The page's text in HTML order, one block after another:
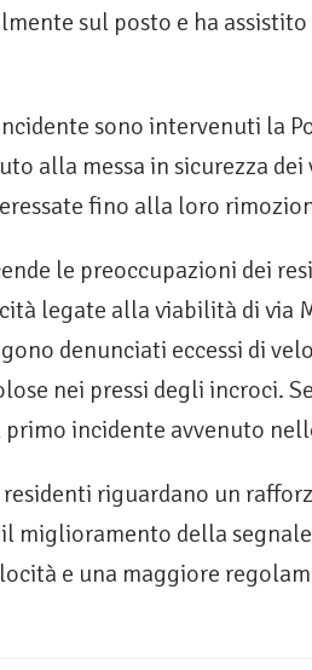
sul posto e ha
sono intervenuti la
alla messa in sicurezza
fino alla loro
le preoccupazioni dei
legate alla viabilità di via
denunciati eccessi di
nei pressi degli incroci.
incidente avvenuto
residenti riguardano un
miglioramento della
e una maggiore